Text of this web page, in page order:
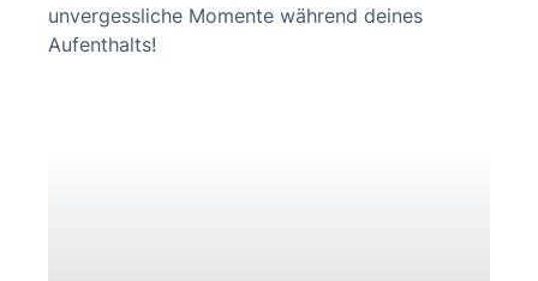
unvergessliche Momente während deines
Aufenthalts!